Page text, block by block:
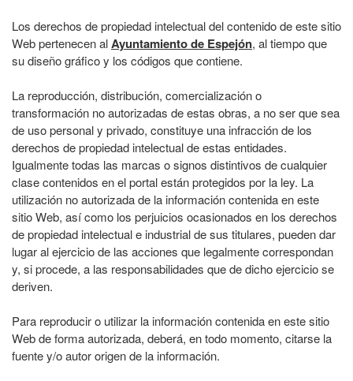
Los derechos de propiedad intelectual del contenido de este sitio
Web pertenecen alAyuntamiento de Espejón, al tiempo que
su diseño gráfico y los códigos que contiene.
La reproducción, distribución, comercialización o
transformación no autorizadas de estas obras, a no ser que sea
de uso personal y privado, constituye una infracción de los
derechos de propiedad intelectual de estas entidades.
Igualmente todas las marcas o signos distintivos de cualquier
clase contenidos en el portal están protegidos por la ley. La
utilización no autorizada de la información contenida en este
sitio Web, así como los perjuicios ocasionados en los derechos
de propiedad intelectual e industrial de sus titulares, pueden dar
lugar al ejercicio de las acciones que legalmente correspondan
y, si procede, a las responsabilidades que de dicho ejercicio se
deriven.
Para reproducir o utilizar la información contenida en este sitio
Web de forma autorizada, deberá, en todo momento, citarse la
fuente y/o autor origen de la información.